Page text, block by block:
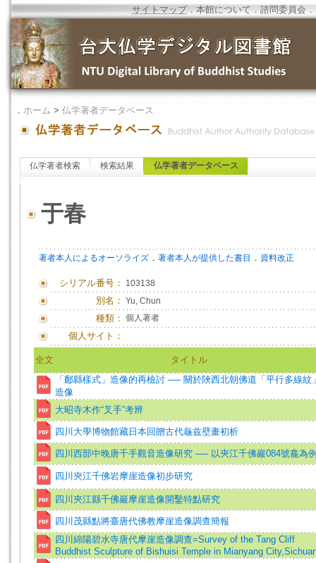
サイトマップ．本館について ．諮問委員会 ．
． ホーム > 仏学著者データベース
仏学著者検索 検索結果 仏学著者データベース
于春
著者本人によるオーソライズ ． 著者本人が提供した書目 ． 資料改正
シリアル番号： 103138
別名： Yu, Chun
種類： 個人著者
個人サイト：
全文
タイトル
「鄜縣樣式」造像的再檢討 ── 關於陜西北朝佛道「平行多線紋
造像
大昭寺木作“叉手”考辨
四川大學博物館藏日本回贈古代龜兹壁畫初析
四川西部中晚唐千手觀音造像研究 ── 以夾江千佛巖084號龕為
四川夾江千佛岩摩崖造像初步研究
四川夾江縣千佛巖摩崖造像開鑿特點研究
四川茂縣點將臺唐代佛教摩崖造像調查簡報
四川綿陽碧水寺唐代摩崖造像調查=Survey of the Tang Cliff
Buddhist Sculpture of Bishuisi Temple in Mianyang